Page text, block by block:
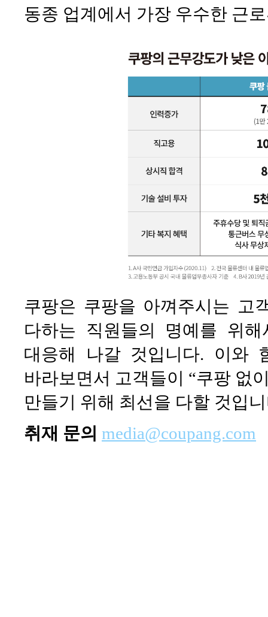
동종 업계에서 가장 우수한 근
쿠팡은 쿠팡을 아껴주시는 고
다하는 직원들의 명예를 위
대응해 나갈 것입니다. 이와
바라보면서 고객들이 “쿠팡 없
만들기 위해 최선을 다할 것입
취재 문의 media@coupang.com